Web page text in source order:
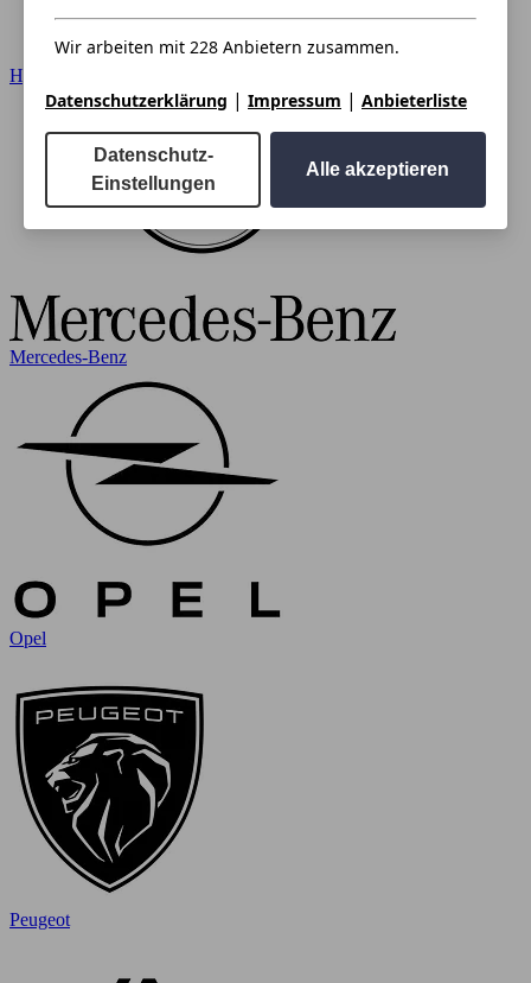
Hyundai
Mercedes-Benz
Opel
Peugeot
Wir arbeiten mit 228 Anbietern zusammen.
Datenschutzerklärung | Impressum | Anbieterliste
Datenschutz-
Einstellungen
Alle akzeptieren